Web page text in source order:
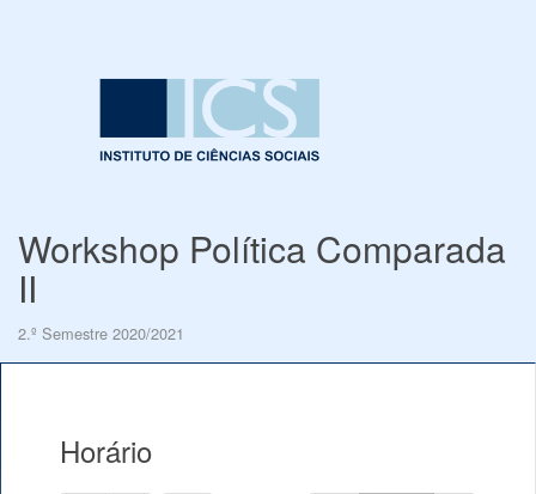
Workshop Política Comparada
II
2.º Semestre 2020/2021
Horário